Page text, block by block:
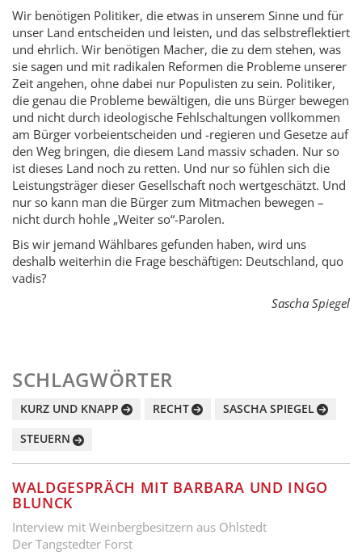
Wir benötigen Politiker, die etwas in unserem Sinne und für
unser Land entscheiden und leisten, und das selbstreflektiert
und ehrlich. Wir benötigen Macher, die zu dem stehen, was
sie sagen und mit radikalen Reformen die Probleme unserer
Zeit angehen, ohne dabei nur Populisten zu sein. Politiker,
die genau die Probleme bewältigen, die uns Bürger bewegen
und nicht durch ideologische Fehlschaltungen vollkommen
am Bürger vorbeientscheiden und -regieren und Gesetze auf
den Weg bringen, die diesem Land massiv schaden. Nur so
ist dieses Land noch zu retten. Und nur so fühlen sich die
Leistungsträger dieser Gesellschaft noch wertgeschätzt. Und
nur so kann man die Bürger zum Mitmachen bewegen –
nicht durch hohle „Weiter so“-Parolen.
Bis wir jemand Wählbares gefunden haben, wird uns
deshalb weiterhin die Frage beschäftigen: Deutschland, quo
vadis?
Sascha Spiegel
SCHLAGWÖRTER
KURZ UND KNAPP RECHT
SASCHA SPIEGEL
STEUERN
WALDGESPRÄCH MIT BARBARA UND INGO
BLUNCK
Interview mit Weinbergbesitzern aus Ohlstedt
Der Tangstedter Forst